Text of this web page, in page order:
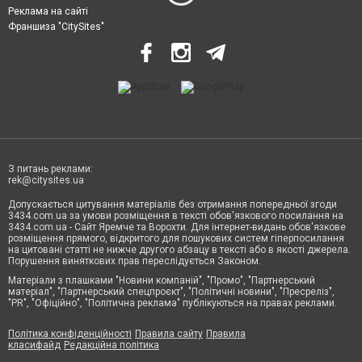
Реклама на сайті
Франшиза "CitySites"
З питань реклами:
rek@citysites.ua
Допускається цитування матеріалів без отримання попередньої згоди
3434.com.ua за умови розміщення в тексті обов'язкового посилання на
3434.com.ua - Сайт Яремче та Ворохти. Для інтернет-видань обов'язкове
розміщення прямого, відкритого для пошукових систем гіперпосилання
на цитовані статті не нижче другого абзацу в тексті або в якості джерела.
Порушення виняткових прав переслідується Законом.
Матеріали з плашками "Новини компаній", "Промо", "Партнерський
матеріал", "Партнерський спецпроєкт", "Політичні новини", "Пресреліз",
"PR", "Офіційно", "Політична реклама" публікуються на правах реклами.
Політика конфіденційності Правила сайту Правила
класифайд Редакційна політика